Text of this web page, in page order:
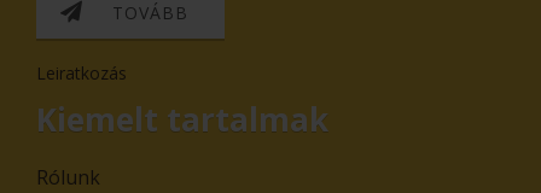
TOVÁBB
Leiratkozás
Kiemelt tartalmak
Rólunk